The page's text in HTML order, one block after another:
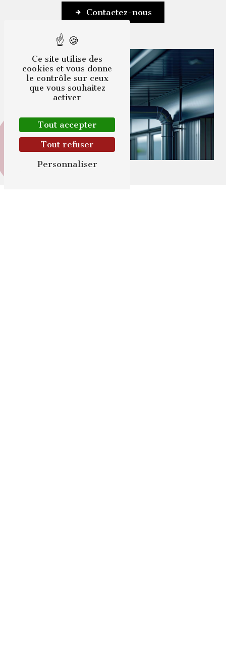
Contactez-nous
Ce site utilise des
cookies et vous donne
le contrôle sur ceux
que vous souhaitez
activer
Tout accepter
Tout refuser
Personnaliser